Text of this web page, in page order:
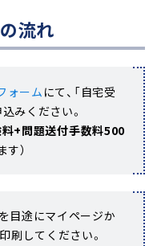
流れ
ォーム にて、「自宅受
みください。
+問題送付手数料500
す）
目途にマイページか
刷してください。